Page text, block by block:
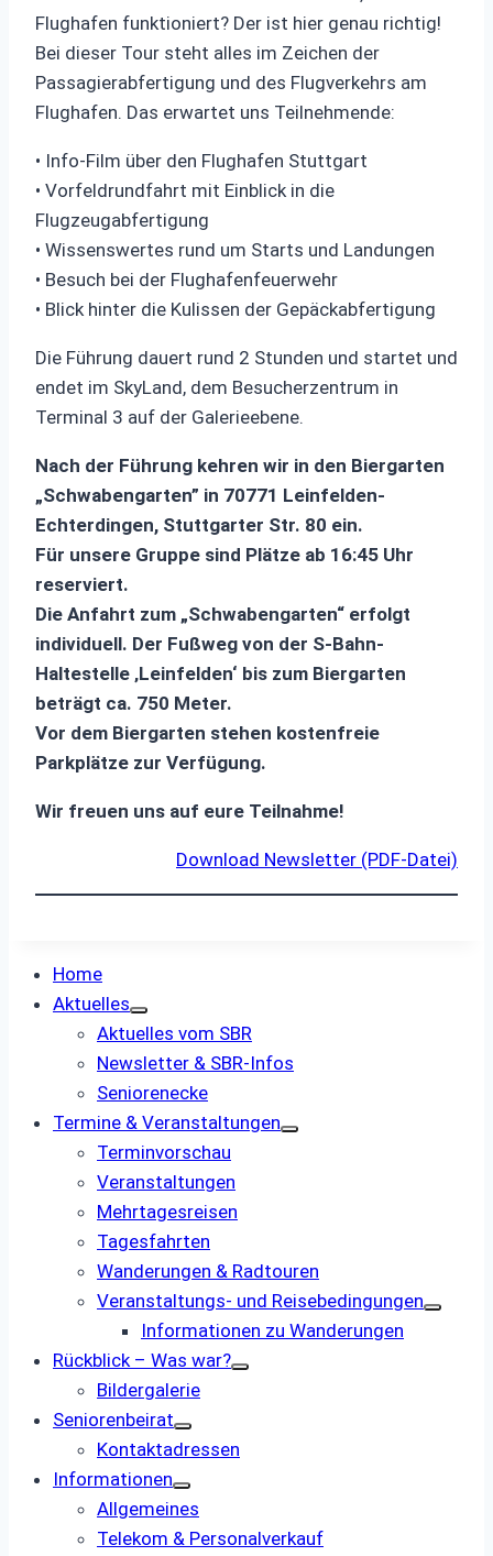
Flughafen funktioniert? Der ist hier genau richtig!
Bei dieser Tour steht alles im Zeichen der
Passagierabfertigung und des Flugverkehrs am
Flughafen. Das erwartet uns Teilnehmende:
• Info-Film über den Flughafen Stuttgart
• Vorfeldrundfahrt mit Einblick in die
Flugzeugabfertigung
• Wissenswertes rund um Starts und Landungen
• Besuch bei der Flughafenfeuerwehr
• Blick hinter die Kulissen der Gepäckabfertigung
Die Führung dauert rund 2 Stunden und startet und
endet im SkyLand, dem Besucherzentrum in
Terminal 3 auf der Galerieebene.
Nach der Führung kehren wir in den Biergarten
„Schwabengarten” in 70771 Leinfelden-
Echterdingen, Stuttgarter Str. 80 ein.
Für unsere Gruppe sind Plätze ab 16:45 Uhr
reserviert.
Die Anfahrt zum „Schwabengarten“ erfolgt
individuell. Der Fußweg von der S-Bahn-
Haltestelle ‚Leinfelden‘ bis zum Biergarten
beträgt ca. 750 Meter.
Vor dem Biergarten stehen kostenfreie
Parkplätze zur Verfügung.
Wir freuen uns auf eure Teilnahme!
Download Newsletter (PDF-Datei)
Home
Aktuelles
Aktuelles vom SBR
Newsletter & SBR-Infos
Seniorenecke
Termine & Veranstaltungen
Terminvorschau
Veranstaltungen
Mehrtagesreisen
Tagesfahrten
Wanderungen & Radtouren
Veranstaltungs- und ­Reisebedingungen
Informationen zu Wanderungen
Rückblick – Was war?
Bildergalerie
Seniorenbeirat
Kontaktadressen
Informationen
Allgemeines
Telekom & Personalverkauf